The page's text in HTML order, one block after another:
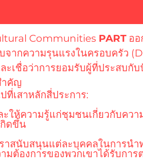
Communities PARTออ
ากความรุนแรงในครอบครัว
เชื่อว่าการยอมรับผู้ที่ประสบกับ
ำคัญ
ที่เสาหลักสี่ประการ:
ะให้ความรู้แก่ชุมชนเกี่ยวกับคว
กิดขึ้น
สนับสนุนแต่ละบุคคลในการนำ
มต้องการของพวกเขาได้รับการ